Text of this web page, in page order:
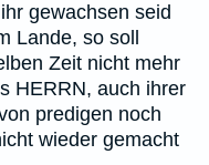
gewachsen seid
Lande, so soll
Zeit nicht mehr
HERRN, auch ihrer
predigen noch
wieder gemacht